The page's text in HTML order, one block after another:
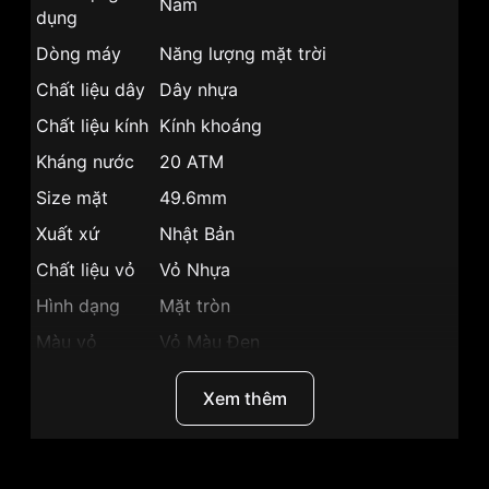
dụng
Nam
Dòng máy
Năng lượng mặt trời
Chất liệu dây
Dây nhựa
Chất liệu kính Kính khoáng
Kháng nước
20 ATM
Size mặt
49.6mm
Xuất xứ
Nhật Bản
Chất liệu vỏ
Vỏ Nhựa
Hình dạng
Mặt tròn
Màu vỏ
Vỏ Màu Đen
Thể thao
Lịch ngày, 3 mặt 6 kim, Dạ quang,
Xem thêm